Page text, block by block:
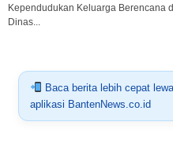
Kependudukan Keluarga Berencana
Dinas...
Baca berita lebih cepat
aplikasi BantenNews.co.id